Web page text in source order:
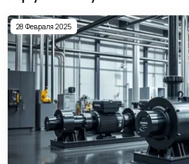
28 Февраля 2025